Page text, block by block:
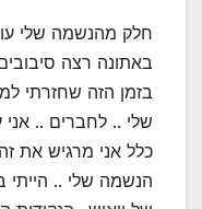
חלק מהנשמה שלי
באתונה רצה
בזמן הזה שחזרתי
שלי .. לחברים ..
כלל אני מרגיש את
הנשמה שלי ..